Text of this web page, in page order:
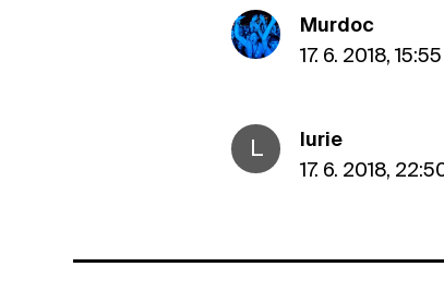
Murdoc
17. 6. 2018, 15:55
L
lurie
17. 6. 2018,